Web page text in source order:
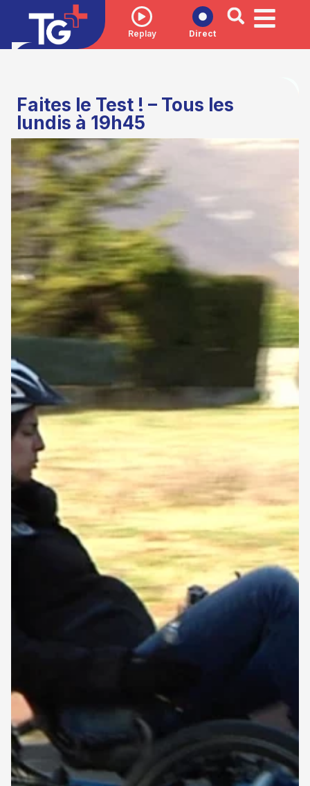
Replay Direct
Faites le Test ! – Tous les
lundis à 19h45